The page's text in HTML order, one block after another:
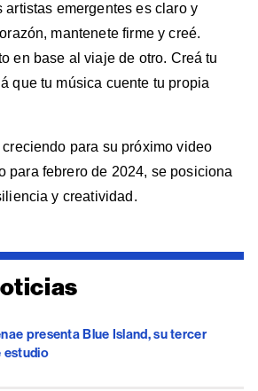
artistas emergentes es claro y
mantenete firme y creé.
en base al viaje de otro. Creá tu
que tu música cuente tu propia
para su próximo video
para febrero de 2024, se posiciona
y creatividad.
presenta Blue Island, su tercer
estudio